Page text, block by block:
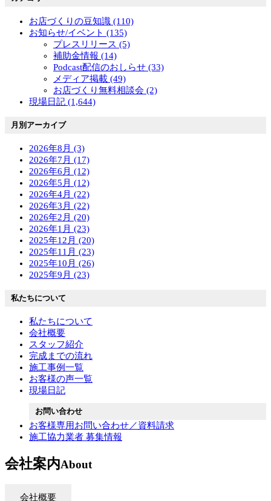
お店づくりの豆知識 (110)
お知らせ/イベント (135)
プレスリリース (5)
補助金情報 (14)
Podcast配信のおしらせ (33)
メディア掲載 (49)
お店づくり無料相談会 (2)
現場日記 (1,644)
月別アーカイブ
2026年8月 (3)
2026年7月 (17)
2026年6月 (12)
2026年5月 (12)
2026年4月 (22)
2026年3月 (22)
2026年2月 (20)
2026年1月 (23)
2025年12月 (20)
2025年11月 (23)
2025年10月 (26)
2025年9月 (23)
私たちについて
私たちについて
会社概要
スタッフ紹介
完成までの流れ
施工事例一覧
お客様の声一覧
現場日記
お問い合わせ
お客様専用お問い合わせ／資料請求
施工協力業者 募集情報
会社案内About
会社概要